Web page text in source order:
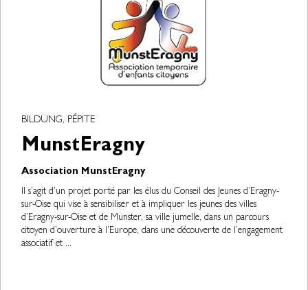
BILDUNG, PÉPITE
MunstEragny
Association MunstEragny
Il s’agit d’un projet porté par les élus du Conseil des Jeunes d’Eragny-
sur-Oise qui vise à sensibiliser et à impliquer les jeunes des villes
d’Eragny-sur-Oise et de Munster, sa ville jumelle, dans un parcours
citoyen d’ouverture à l’Europe, dans une découverte de l’engagement
associatif et ...